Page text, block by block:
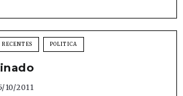
POLITICA
10/2011